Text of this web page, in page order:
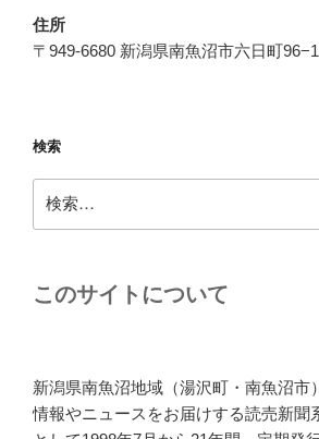
住所
〒949-6680 新潟県南魚沼市六日町
検索
索:
このサイトについて
新潟県南魚沼地域（湯沢町・南魚沼市
情報やニュースをお届けする読売新聞